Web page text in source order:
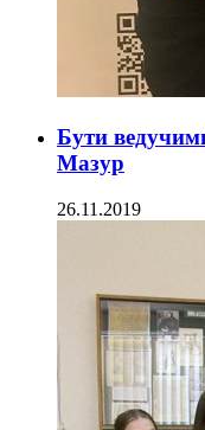
Бути
Мазур
26.11.2019